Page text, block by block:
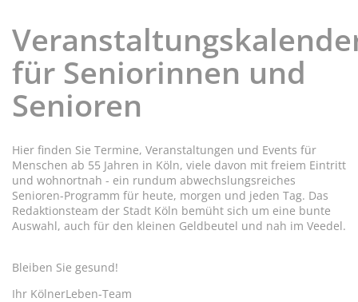
für Seniorinnen und
Senioren
Hier finden Sie Termine, Veranstaltungen und Events für
Menschen ab 55 Jahren in Köln, viele davon mit freiem Eintritt
und wohnortnah - ein rundum abwechslungsreiches
Senioren-Programm für heute, morgen und jeden Tag. Das
Redaktionsteam der Stadt Köln bemüht sich um eine bunte
Auswahl, auch für den kleinen Geldbeutel und nah im Veedel.
Bleiben Sie gesund!
Ihr KölnerLeben-Team